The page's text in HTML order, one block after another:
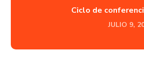
Ciclo de
JULIO 9,